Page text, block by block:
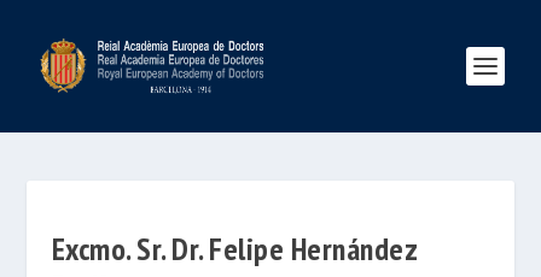
Excmo. Sr. Dr. Felipe Hernández